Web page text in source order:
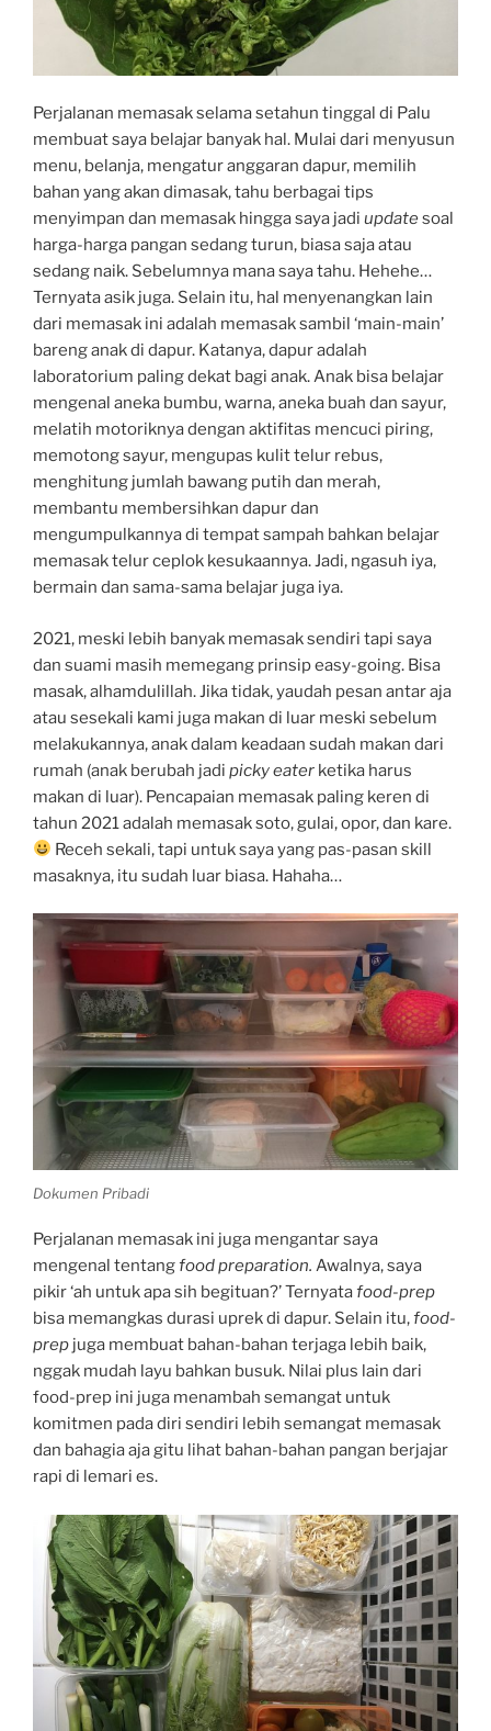
Perjalanan memasak selama setahun tinggal di Palu
membuat saya belajar banyak hal. Mulai dari menyusun
menu, belanja, mengatur anggaran dapur, memilih
bahan yang akan dimasak, tahu berbagai tips
menyimpan dan memasak hingga saya jadi updatesoal
harga-harga pangan sedang turun, biasa saja atau
sedang naik. Sebelumnya mana saya tahu. Hehehe…
Ternyata asik juga. Selain itu, hal menyenangkan lain
dari memasak ini adalah memasak sambil ‘main-main’
bareng anak di dapur. Katanya, dapur adalah
laboratorium paling dekat bagi anak. Anak bisa belajar
mengenal aneka bumbu, warna, aneka buah dan sayur,
melatih motoriknya dengan aktifitas mencuci piring,
memotong sayur, mengupas kulit telur rebus,
menghitung jumlah bawang putih dan merah,
membantu membersihkan dapur dan
mengumpulkannya di tempat sampah bahkan belajar
memasak telur ceplok kesukaannya. Jadi, ngasuh iya,
bermain dan sama-sama belajar juga iya.
2021, meski lebih banyak memasak sendiri tapi saya
dan suami masih memegang prinsip easy-going. Bisa
masak, alhamdulillah. Jika tidak, yaudah pesan antar aja
atau sesekali kami juga makan di luar meski sebelum
melakukannya, anak dalam keadaan sudah makan dari
rumah (anak berubah jadi picky eater ketika harus
makan di luar). Pencapaian memasak paling keren di
tahun 2021 adalah memasak soto, gulai, opor, dan kare.
Receh sekali, tapi untuk saya yang pas-pasan skill
masaknya, itu sudah luar biasa. Hahaha…
Dokumen Pribadi
Perjalanan memasak ini juga mengantar saya
mengenal tentangfood preparation. Awalnya, saya
pikir ‘ah untuk apa sih begituan?’ Ternyatafood-prep
bisa memangkas durasi uprek di dapur. Selain itu,food-
prep juga membuat bahan-bahan terjaga lebih baik,
nggak mudah layu bahkan busuk. Nilai plus lain dari
food-prep ini juga menambah semangat untuk
komitmen pada diri sendiri lebih semangat memasak
dan bahagia aja gitu lihat bahan-bahan pangan berjajar
rapi di lemari es.